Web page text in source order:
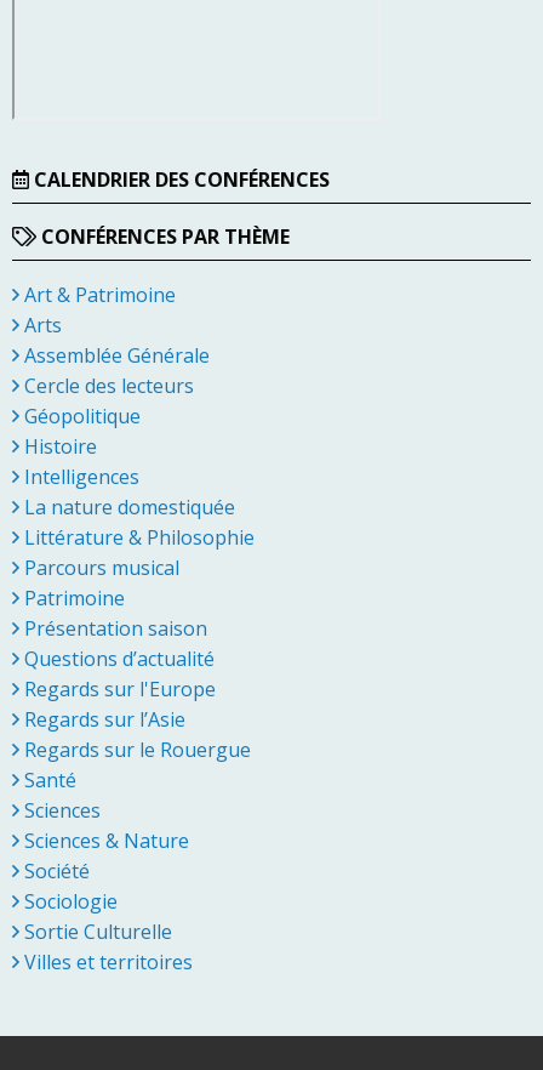
CALENDRIER DES CONFÉRENCES
CONFÉRENCES PAR THÈME
Art & Patrimoine
Arts
Assemblée Générale
Cercle des lecteurs
Géopolitique
Histoire
Intelligences
La nature domestiquée
Littérature & Philosophie
Parcours musical
Patrimoine
Présentation saison
Questions d’actualité
Regards sur l'Europe
Regards sur l’Asie
Regards sur le Rouergue
Santé
Sciences
Sciences & Nature
Société
Sociologie
Sortie Culturelle
Villes et territoires